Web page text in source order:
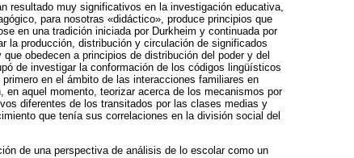
resultado muy significativos en la investigación educativa,
para nosotras «didáctico», produce principios que
en una tradición iniciada por Durkheim y continuada por
la producción, distribución y circulación de significados
obedecen a principios de distribución del poder y del
de investigar la conformación de los códigos lingüísticos
en el ámbito de las interacciones familiares en
aquel momento, teorizar acerca de los mecanismos por
diferentes de los transitados por las clases medias y
que tenía sus correlaciones en la división social del
de una perspectiva de análisis de lo escolar como un